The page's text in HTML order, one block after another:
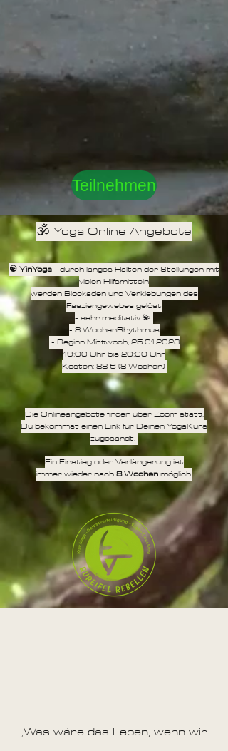
Teilnehmen
🕉 Yoga Online Angebote
☯️ YinYoga- durch langes Halten der Stellungen mit
vielen Hilfsmitteln
werden Blockaden und Verklebungen des
Fasziengewebes gelöst
- sehr meditativ 💫
- 8 WochenRhythmus
- Beginn Mittwoch,25.01.2023
19:00 Uhrbis 20:00 Uhr
Kosten: 88€ (8 Wochen)
Die Onlineangebote finden über Zoom statt.
Du bekommst einen Link für Deinen YogaKurs
zugesandt.
Ein Einstieg oder Verlängerung ist
immer wieder nach8 Wochenmöglich.
„Was wäre das Leben, wenn wir